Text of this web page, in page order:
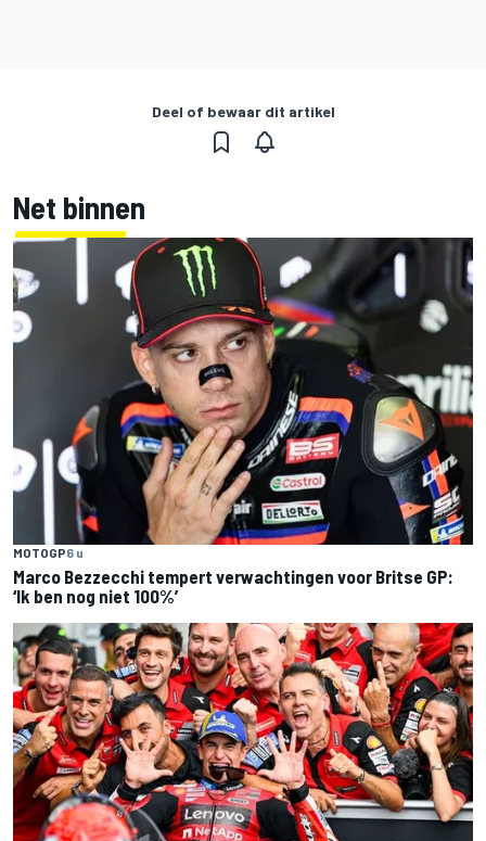
Deel of bewaar dit artikel
Net binnen
MOTOGP6 u
Marco Bezzecchi tempert verwachtingen voor Britse GP:
‘Ik ben nog niet 100%’